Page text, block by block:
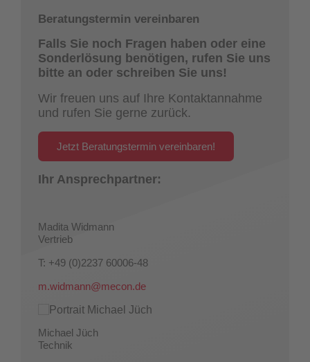
Beratungstermin vereinbaren
Falls Sie noch Fragen haben oder eine
Sonderlösung benötigen, rufen Sie uns
bitte an oder schreiben Sie uns!
Wir freuen uns auf Ihre Kontaktannahme
und rufen Sie gerne zurück.
Jetzt Beratungstermin vereinbaren!
Ihr Ansprechpartner:
Madita Widmann
Vertrieb
T: +49 (0)2237 60006-48
m.widmann@mecon.de
Michael Jüch
Technik